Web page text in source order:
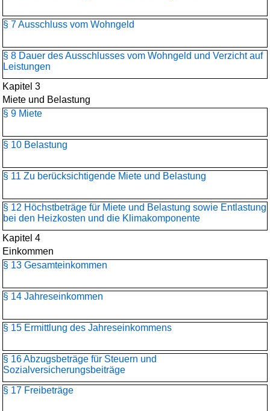
§ 7 Ausschluss vom Wohngeld
§ 8 Dauer des Ausschlusses vom Wohngeld und Verzicht auf
Leistungen
Kapitel 3
Miete und Belastung
§ 9 Miete
§ 10 Belastung
§ 11 Zu berücksichtigende Miete und Belastung
§ 12 Höchstbeträge für Miete und Belastung sowie Entlastung
bei den Heizkosten und die Klimakomponente
Kapitel 4
Einkommen
§ 13 Gesamteinkommen
§ 14 Jahreseinkommen
§ 15 Ermittlung des Jahreseinkommens
§ 16 Abzugsbeträge für Steuern und
Sozialversicherungsbeiträge
§ 17 Freibeträge